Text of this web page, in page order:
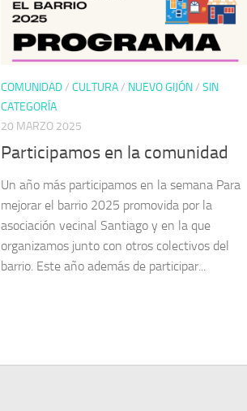
COMUNIDAD/ CULTURA/ NUEVO GIJÓN/ SIN
CATEGORÍA
20 MARZO 2025
Participamos en la comunidad
Un año más participamos en la semana Para
mejorar el barrio 2025 promovida por la
asociación vecinal Santiago y en la que
organizamos junto con otros colectivos del
barrio. Este año además de participar...